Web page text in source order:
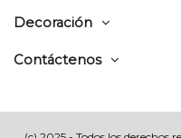
Decoración
Contáctenos